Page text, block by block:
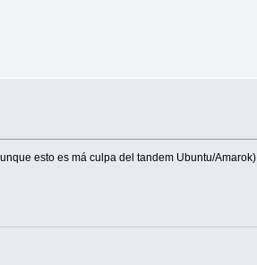
esto es má culpa del tandem Ubuntu/Amarok)